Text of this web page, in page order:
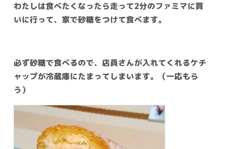
わたしは食べたくなったら走って2分のファミマに買
いに行って、家で砂糖をつけて食べます。
必ず砂糖で食べるので、店員さんが入れてくれるケチ
ャップが冷蔵庫にたまってしまいます。（一応もら
う）